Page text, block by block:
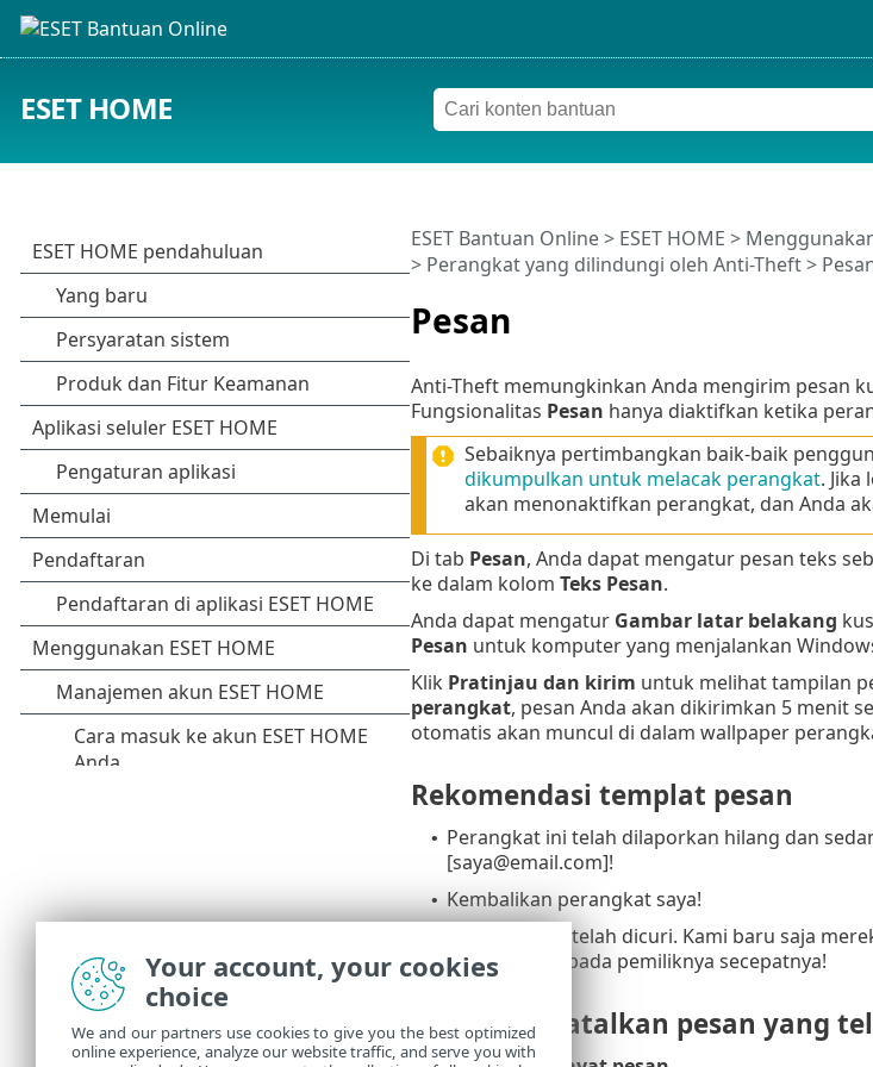
ESET HOME
Pesan
ESET Bantuan Online> ESET HOME >
> Perangkat yang dilindungi oleh Anti-Theft>
Anti-Theft memungkinkan Anda mengirim pesan
Fungsionalitas Pesan hanya diaktifkan ketika
Sebaiknya pertimbangkan baik-baik
dikumpulkan untuk melacak perangkat. Jika
akan menonaktifkan perangkat, dan Anda
Di tab Pesan, Anda dapat mengatur pesan teks
ke dalam kolom Teks Pesan.
Anda dapat mengatur Gambar latar belakang
Pesan untuk komputer yang menjalankan
Klik Pratinjau dan kirim untuk melihat tampilan
perangkat, pesan Anda akan dikirimkan 5 menit
otomatis akan muncul di dalam wallpaper
Rekomendasi templat pesan
• Perangkat ini telah dilaporkan hilang dan
[saya@email.com]!
• Kembalikan perangkat saya!
Perangkat ini telah dicuri. Kami baru saja
perangkat kepada pemiliknya secepatnya!
Cara membatalkan pesan yang
Your account, your cookies
choice
We and our partners use cookies to give you the best optimized
online experience, analyze our website traffic, and serve you with